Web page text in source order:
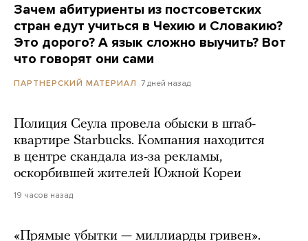
Зачем абитуриенты из постсоветских
стран едут учиться в Чехию и Словакию?
Это дорого? А язык сложно выучить? Вот
что говорят они сами
ПАРТНЕРСКИЙ МАТЕРИАЛ 7 дней назад
Полиция Сеула провела обыски в штаб-
квартире Starbucks. Компания находится
в центре скандала из-за рекламы,
оскорбившей жителей Южной Кореи
19 часов назад
«Прямые убытки — миллиарды гривен».